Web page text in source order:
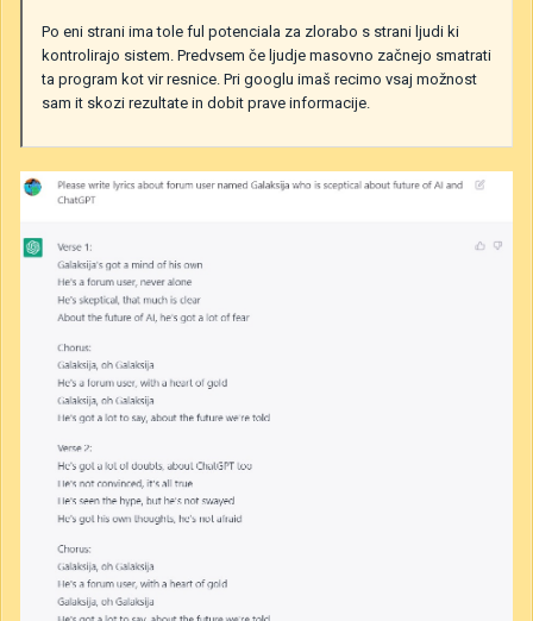
Po eni strani ima tole ful potenciala za zlorabo s strani ljudi ki
kontrolirajo sistem. Predvsem če ljudje masovno začnejo smatrati
ta program kot vir resnice. Pri googlu imaš recimo vsaj možnost
sam it skozi rezultate in dobit prave informacije.